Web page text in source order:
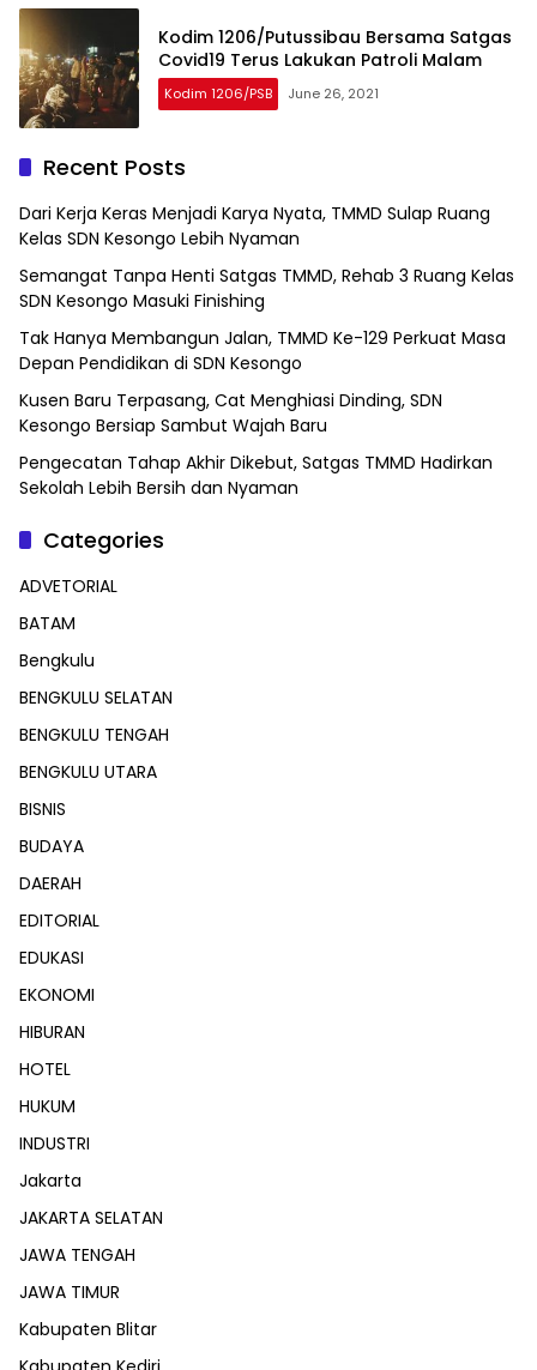
Kodim 1206/Putussibau Bersama Satgas
Covid19 Terus Lakukan Patroli Malam
Kodim 1206/PSB June 26, 2021
Recent Posts
Dari Kerja Keras Menjadi Karya Nyata, TMMD Sulap Ruang
Kelas SDN Kesongo Lebih Nyaman
Semangat Tanpa Henti Satgas TMMD, Rehab 3 Ruang Kelas
SDN Kesongo Masuki Finishing
Tak Hanya Membangun Jalan, TMMD Ke-129 Perkuat Masa
Depan Pendidikan di SDN Kesongo
Kusen Baru Terpasang, Cat Menghiasi Dinding, SDN
Kesongo Bersiap Sambut Wajah Baru
Pengecatan Tahap Akhir Dikebut, Satgas TMMD Hadirkan
Sekolah Lebih Bersih dan Nyaman
Categories
ADVETORIAL
BATAM
Bengkulu
BENGKULU SELATAN
BENGKULU TENGAH
BENGKULU UTARA
BISNIS
BUDAYA
DAERAH
EDITORIAL
EDUKASI
EKONOMI
HIBURAN
HOTEL
HUKUM
INDUSTRI
Jakarta
JAKARTA SELATAN
JAWA TENGAH
JAWA TIMUR
Kabupaten Blitar